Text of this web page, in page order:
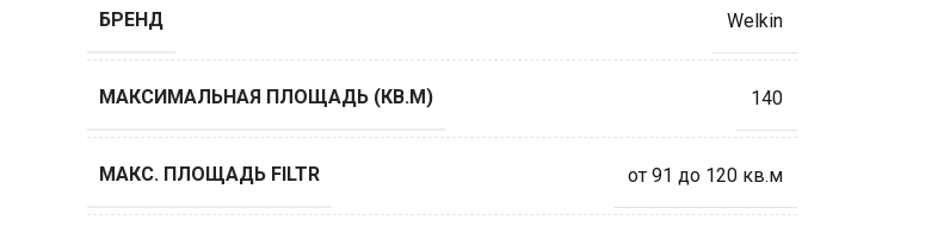
БРЕНД Welkin
МАКСИМАЛЬНАЯ ПЛОЩАДЬ (КВ.М) 140
МАКС. ПЛОЩАДЬ FILTR от 91 до 120 кв.м